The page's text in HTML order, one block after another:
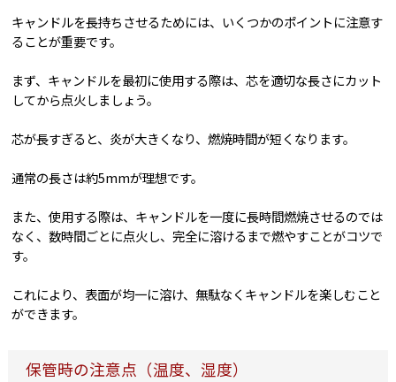
キャンドルを長持ちさせるためには、いくつかのポイントに注意す
ることが重要です。
まず、キャンドルを最初に使用する際は、芯を適切な長さにカット
してから点火しましょう。
芯が長すぎると、炎が大きくなり、燃焼時間が短くなります。
通常の長さは約5mmが理想です。
また、使用する際は、キャンドルを一度に長時間燃焼させるのでは
なく、数時間ごとに点火し、完全に溶けるまで燃やすことがコツで
す。
これにより、表面が均一に溶け、無駄なくキャンドルを楽しむこと
ができます。
保管時の注意点（温度、湿度）